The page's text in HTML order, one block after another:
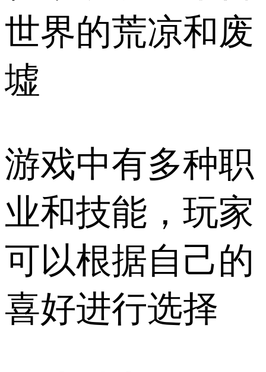
世界的荒凉和废
墟
游戏中有多种职
业和技能，玩家
可以根据自己的
喜好进行选择